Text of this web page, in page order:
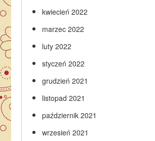
kwiecień 2022
marzec 2022
luty 2022
styczeń 2022
grudzień 2021
listopad 2021
październik 2021
wrzesień 2021